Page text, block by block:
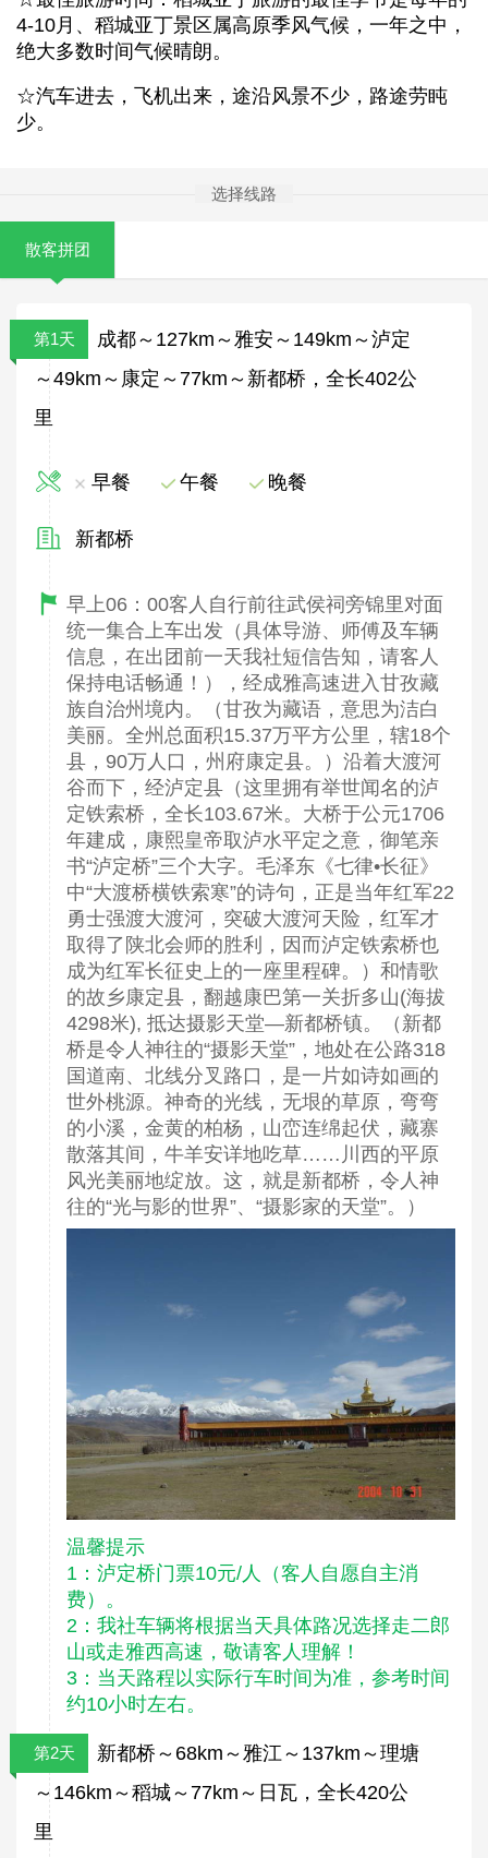
4-10月、稻城亚丁景区属高原季风气候，一年之中，
绝大多数时间气候晴朗。
☆汽车进去，飞机出来，途沿风景不少，路途劳盹
少。
选择线路
散客拼团
第1天
成都～127km～雅安～149km～泸定
～49km～康定～77km～新都桥，全长402公
里
早餐 午餐 晚餐
新都桥
早上06：00客人自行前往武侯祠旁锦里对面
统一集合上车出发（具体导游、师傅及车辆
信息，在出团前一天我社短信告知，请客人
保持电话畅通！），经成雅高速进入甘孜藏
族自治州境内。（甘孜为藏语，意思为洁白
美丽。全州总面积15.37万平方公里，辖18个
县，90万人口，州府康定县。）沿着大渡河
谷而下，经泸定县（这里拥有举世闻名的泸
定铁索桥，全长103.67米。大桥于公元1706
年建成，康熙皇帝取泸水平定之意，御笔亲
书“泸定桥”三个大字。毛泽东《七律•长征》
中“大渡桥横铁索寒”的诗句，正是当年红军22
勇士强渡大渡河，突破大渡河天险，红军才
取得了陕北会师的胜利，因而泸定铁索桥也
成为红军长征史上的一座里程碑。）和情歌
的故乡康定县，翻越康巴第一关折多山(海拔
4298米), 抵达摄影天堂—新都桥镇。（新都
桥是令人神往的“摄影天堂”，地处在公路318
国道南、北线分叉路口，是一片如诗如画的
世外桃源。神奇的光线，无垠的草原，弯弯
的小溪，金黄的柏杨，山峦连绵起伏，藏寨
散落其间，牛羊安详地吃草……川西的平原
风光美丽地绽放。这，就是新都桥，令人神
往的“光与影的世界”、“摄影家的天堂”。）
温馨提示
1：泸定桥门票10元/人（客人自愿自主消
费）。
2：我社车辆将根据当天具体路况选择走二郎
山或走雅西高速，敬请客人理解！
3：当天路程以实际行车时间为准，参考时间
约10小时左右。
第2天
新都桥～68km～雅江～137km～理塘
～146km～稻城～77km～日瓦，全长420公
里